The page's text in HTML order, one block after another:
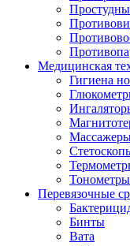
Медицинская
Гигиена
Тонометры
Перевязочные
Бинты
Вата